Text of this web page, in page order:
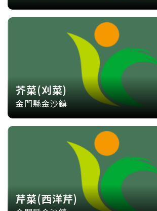
芥菜(刈菜)
金門縣金沙鎮
芹菜(西洋芹)